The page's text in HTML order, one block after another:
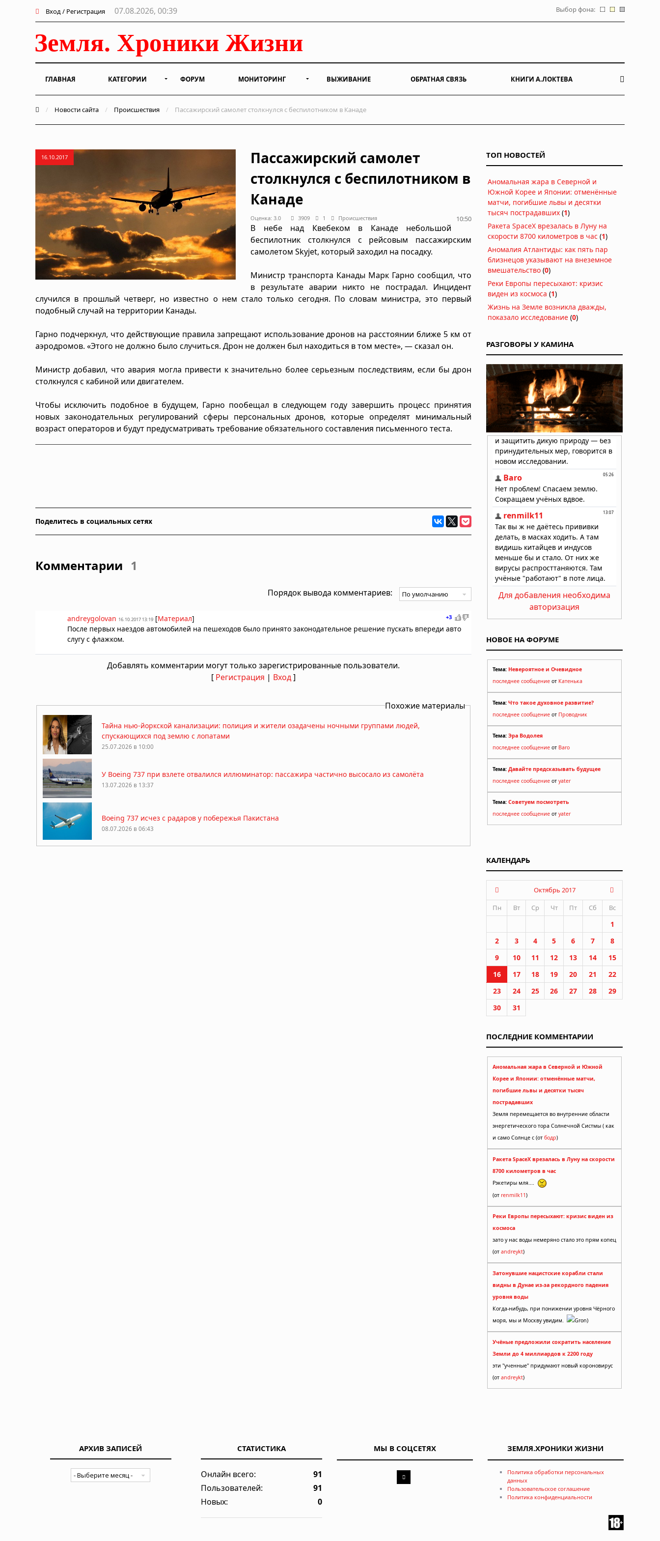
Вход / Регистрация 07.08.2026, 00:39 Выбор фона:
ГЛАВНАЯ КАТЕГОРИИ ФОРУМ МОНИТОРИНГ ВЫЖИВАНИЕ ОБРАТНАЯ СВЯЗЬ КНИГИ А.ЛОКТЕВА
/ Новости сайта / Происшествия / Пассажирский самолет столкнулся с беспилотником в Канаде
16.10.2017
Пассажирский самолет
столкнулся с беспилотником в
Канаде
Оценка: 3.0 3909 1 Происшествия 10:50
В небе над Квебеком в Канаде небольшой
беспилотник столкнулся с рейсовым пассажирским
самолетом Skyjet, который заходил на посадку.
Министр транспорта Канады Марк Гарно сообщил, что
в результате аварии никто не пострадал. Инцидент
случился в прошлый четверг, но известно о нем стало только сегодня. По словам министра, это первый
подобный случай на территории Канады.
Гарно подчеркнул, что действующие правила запрещают использование дронов на расстоянии ближе 5 км от
аэродромов. «Этого не должно было случиться. Дрон не должен был находиться в том месте», — сказал он.
Министр добавил, что авария могла привести к значительно более серьезным последствиям, если бы дрон
столкнулся с кабиной или двигателем.
Чтобы исключить подобное в будущем, Гарно пообещал в следующем году завершить процесс принятия
новых законодательных регулирований сферы персональных дронов, которые определят минимальный
возраст операторов и будут предусматривать требование обязательного составления письменного теста.
Поделитесь в социальных сетях
Комментарии 1
Порядок вывода комментариев:
+3
andreygolovan 16.10.2017 13:19 [Материал]
После первых наездов автомобилей на пешеходов было принято законодательное решение пускать впереди авто
слугу с флажком.
Добавлять комментарии могут только зарегистрированные пользователи.
[ Регистрация | Вход]
Похожие материалы
Тайна нью-йоркской канализации: полиция и жители озадачены ночными группами людей,
спускающихся под землю с лопатами
25.07.2026 в 10:00
У Boeing 737 при взлете отвалился иллюминатор: пассажира частично высосало из самолёта
13.07.2026 в 13:37
Boeing 737 исчез с радаров у побережья Пакистана
08.07.2026 в 06:43
ТОП НОВОСТЕЙ
Аномальная жара в Северной и
Южной Корее и Японии: отменённые
матчи, погибшие львы и десятки
тысяч пострадавших (1)
Ракета SpaceX врезалась в Луну на
скорости 8700 километров в час (1)
Аномалия Атлантиды: как пять пар
близнецов указывают на внеземное
вмешательство (0)
Реки Европы пересыхают: кризис
виден из космоса (1)
Жизнь на Земле возникла дважды,
показало исследование (0)
РАЗГОВОРЫ У КАМИНА
Для добавления необходима
авторизация
НОВОЕ НА ФОРУМЕ
Тема: Невероятное и Очевидное
последнее сообщение от Катенька
Тема: Что такое духовное развитие?
последнее сообщение от Проводник
Тема: Эра Водолея
последнее сообщение от Baro
Тема: Давайте предсказывать будущее
последнее сообщение от yater
Тема: Советуем посмотреть
последнее сообщение от yater
КАЛЕНДАРЬ
Октябрь 2017
Пн
Вт Ср Чт Пт Сб Вс
1
2
3 4 5 6 7
8
9
10 11 12 13 14
15
16
17 18 19 20 21
22
23
24 25 26 27 28
29
30
31
ПОСЛЕДНИЕ КОММЕНТАРИИ
Аномальная жара в Северной и Южной
Корее и Японии: отменённые матчи,
погибшие львы и десятки тысяч
пострадавших
Земля перемещается во внутренние области
энергетического тора Солнечной Систмы ( как
и само Солнце с (от бодр)
Ракета SpaceX врезалась в Луну на скорости
8700 километров в час
Рэкетиры мля....
(от renmilk11)
Реки Европы пересыхают: кризис виден из
космоса
зато у нас воды немеряно стало это прям копец
(от andreykt)
Затонувшие нацистские корабли стали
видны в Дунае из-за рекордного падения
уровня воды
Когда-нибудь, при понижении уровня Чёрного
моря, мы и Москву увидим.
Gron)
Учёные предложили сократить население
Земли до 4 миллиардов к 2200 году
эти "ученные" придумают новый короновирус
(от andreykt)
АРХИВ ЗАПИСЕЙ СТАТИСТИКА
Онлайн всего:
91
Пользователей:
91
Новых:
0
МЫ В СОЦСЕТЯХ ЗЕМЛЯ.ХРОНИКИ ЖИЗНИ
Политика обработки персональных
данных
Пользовательское соглашение
Политика конфиденциальности